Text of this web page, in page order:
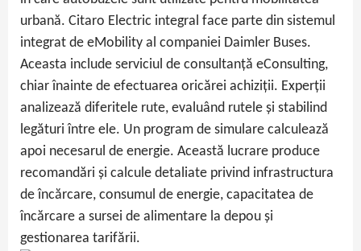
urbană. Citaro Electric integral face parte din sistemul
integrat de eMobility al companiei Daimler Buses.
Aceasta include serviciul de consultanță eConsulting,
chiar înainte de efectuarea oricărei achiziții. Experții
analizează diferitele rute, evaluând rutele și stabilind
legături între ele. Un program de simulare calculează
apoi necesarul de energie. Această lucrare produce
recomandări și calcule detaliate privind infrastructura
de încărcare, consumul de energie, capacitatea de
încărcare a sursei de alimentare la depou și
gestionarea tarifării.